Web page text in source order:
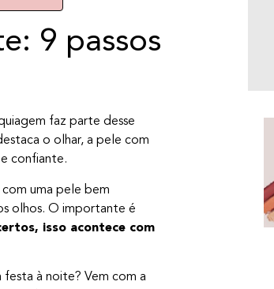
9 passos
faz parte desse
o olhar, a pele com
confiante.
com uma pele bem
olhos. O importante é
isso acontece com
festa à noite? Vem com a
e até benefícios para o […]